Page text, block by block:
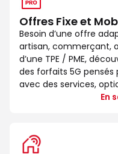
Offres Fixe et
Besoin d’une offre
artisan, commerçant,
d’une TPE / PME,
des forfaits 5G pensés
avec des services,
En